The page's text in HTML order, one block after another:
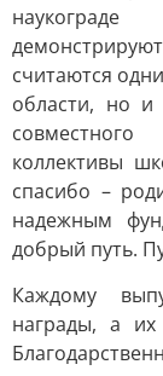
считаются
области, но и
совместного
коллективы
спасибо –
надежным
добрый путь.
Каждому
награды, а